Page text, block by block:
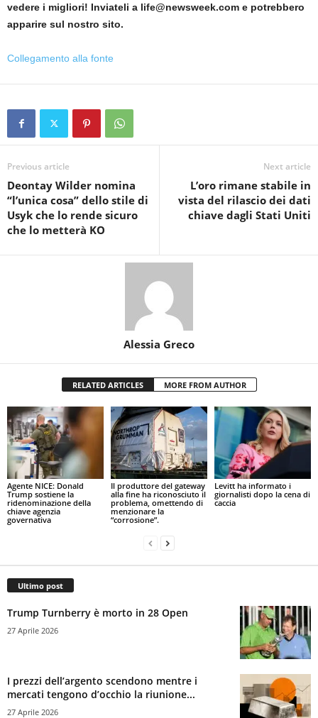
vedere i migliori! Inviateli a life@newsweek.com e potrebbero
apparire sul nostro sito.
Collegamento alla fonte
Previous article
Deontay Wilder nomina
“l’unica cosa” dello stile di
Usyk che lo rende sicuro
che lo metterà KO
Next article
L’oro rimane stabile in
vista del rilascio dei dati
chiave dagli Stati Uniti
Alessia Greco
RELATED ARTICLES MORE FROM AUTHOR
Agente NICE: Donald
Trump sostiene la
ridenominazione della
chiave agenzia
governativa
Il produttore del gateway
alla fine ha riconosciuto il
problema, omettendo di
menzionare la
“corrosione”.
Levitt ha informato i
giornalisti dopo la cena di
caccia
Ultimo post
Trump Turnberry è morto in 28 Open
27 Aprile 2026
I prezzi dell’argento scendono mentre i
mercati tengono d’occhio la riunione...
27 Aprile 2026